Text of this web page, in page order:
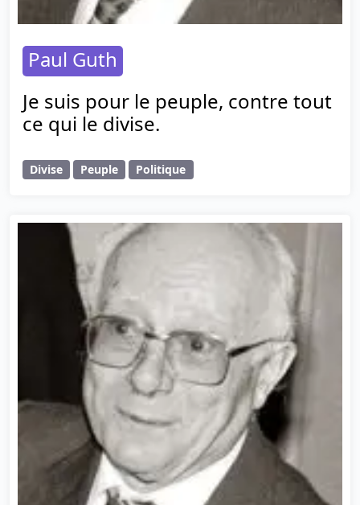
Paul Guth
Je suis pour le peuple, contre tout
ce qui le divise.
Divise Peuple Politique